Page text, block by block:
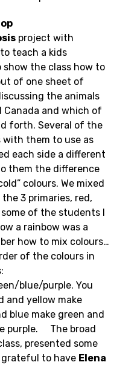
project with
teach a kids
show the class how to
of one sheet of
the animals
Canada and which of
forth. Several of the
them to use as
each side a different
them the difference
colours. We mixed
3 primaries, red,
of the students I
a rainbow was a
how to mix colours…
of the colours in
blue/purple. You
and yellow make
blue make green and
purple. The broad
presented some
grateful to have Elena